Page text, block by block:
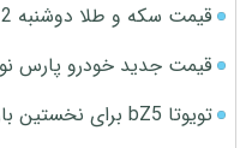
قیمت سکه و طلا دوشنبه 12 مرداد 1405
قیمت جدید خودرو پارس نوآ
تویوتا bZ5 برای نخستین بار وارد بازار ایران می‌شود